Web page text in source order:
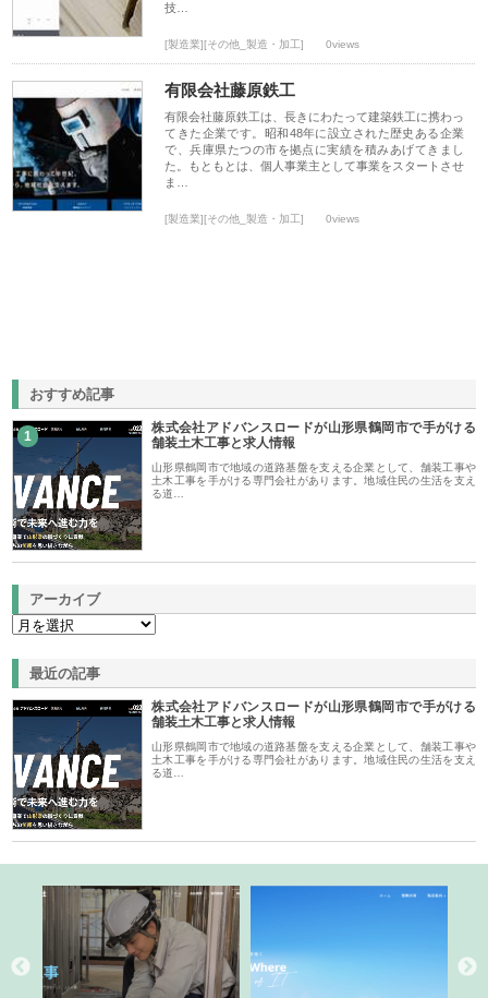
技…
[製造業][その他_製造・加工] 0views
有限会社藤原鉄工
有限会社藤原鉄工は、長きにわたって建築鉄工に携わっ
てきた企業です。昭和48年に設立された歴史ある企業
で、兵庫県たつの市を拠点に実績を積みあげてきまし
た。もともとは、個人事業主として事業をスタートさせ
ま…
[製造業][その他_製造・加工] 0views
おすすめ記事
1
株式会社アドバンスロードが山形県鶴岡市で手がける
舗装土木工事と求人情報
山形県鶴岡市で地域の道路基盤を支える企業として、舗装工事や
土木工事を手がける専門会社があります。地域住民の生活を支え
る道…
アーカイブ
最近の記事
株式会社アドバンスロードが山形県鶴岡市で手がける
舗装土木工事と求人情報
山形県鶴岡市で地域の道路基盤を支える企業として、舗装工事や
土木工事を手がける専門会社があります。地域住民の生活を支え
る道…